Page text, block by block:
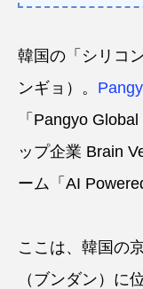
韓国の「シリコ
ンギョ）。
「Pangyo
ップ企業 Brain
ーム「AI
ここは、韓国の
（ブンダン）に